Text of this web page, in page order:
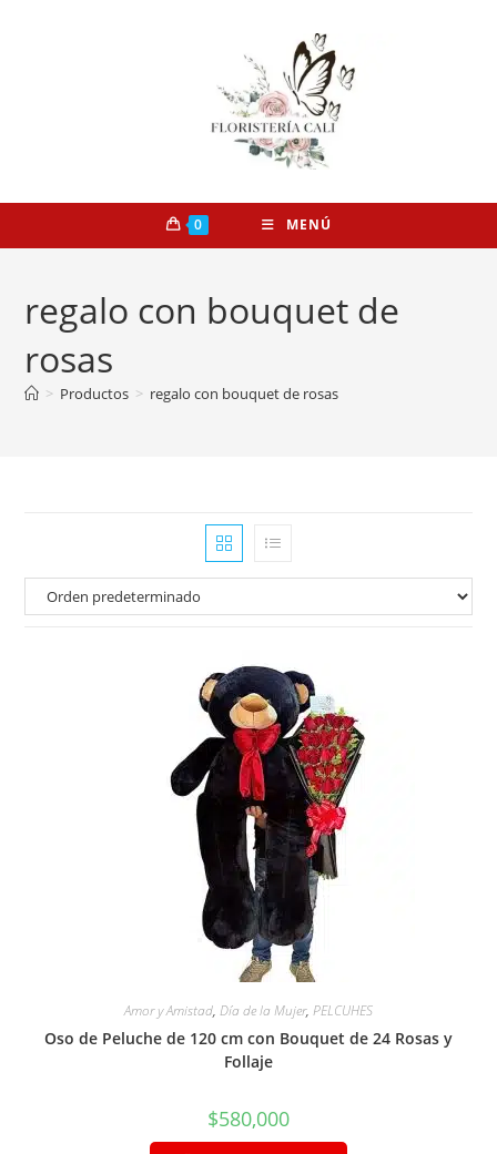
0 MENÚ
regalo con bouquet de
rosas
> Productos > regalo con bouquet de rosas
Amor y Amistad, Día de la Mujer, PELCUHES
Oso de Peluche de 120 cm con Bouquet de 24 Rosas y
Follaje
$580,000